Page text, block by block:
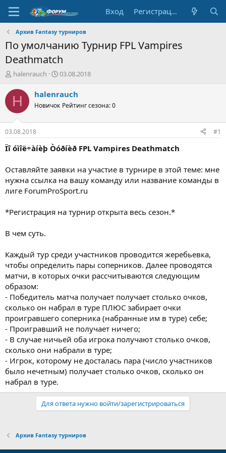
Вход Регистрация
Архив Fantasy турниров
По умолчанию Турнир FPL Vampires
Deathmatch
А
т
о
т
е
м
ы
halenrauch
Д
т
н
а
л
03.08.2018
H halenrauch
Новичок Рейтинг сезона: 0
03.08.2018 #1
Ïî óìîë÷àíèþ Òóðíèð FPL Vampires Deathmatch
Оставляйте заявки на участие в турнире в этой теме: мне
нужна ссылка на вашу команду или название команды в
лиге ForumProSport.ru
*Регистрация на турнир открыта весь сезон.*
В чем суть.
Каждый тур среди участников проводится жеребьевка,
чтобы определить пары соперников. Далее проводятся
матчи, в которых очки рассчитываются следующим
образом:
- Победитель матча получает получает столько очков,
сколько он набрал в туре ПЛЮС забирает очки
проигравшего соперника (набранные им в туре) себе;
- Проигравший не получает ничего;
- В случае ничьей оба игрока получают столько очков,
сколько они набрали в туре;
- Игрок, которому не досталась пара (число участников
было нечетным) получает столько очков, сколько он
набрал в туре.
Для ответа нужно войти/зарегистрироваться
Архив Fantasy турниров